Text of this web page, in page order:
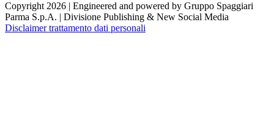
Copyright 2026 | Engineered and powered by Gruppo Spaggiari
Parma S.p.A. | Divisione Publishing & New Social Media
Disclaimer trattamento dati personali